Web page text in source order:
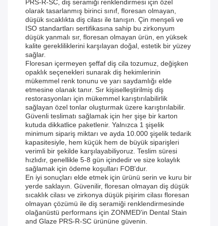
PRS-R-SC, diş seramiği renklendirmesi için özel
olarak tasarlanmış birinci sınıf, floresan olmayan,
düşük sıcaklıkta diş cilası ile tanışın. Çin menşeli ve
ISO standartları sertifikasına sahip bu zirkonyum
düşük yanmalı sır, floresan olmayan ürün, en yüksek
kalite gerekliliklerini karşılayan doğal, estetik bir yüzey
sağlar.
Floresan içermeyen şeffaf diş cila tozumuz, değişken
opaklık seçenekleri sunarak diş hekimlerinin
mükemmel renk tonunu ve yarı saydamlığı elde
etmesine olanak tanır. Sır kişiselleştirilmiş diş
restorasyonları için mükemmel karıştırılabilirlik
sağlayan özel tonlar oluşturmak üzere karıştırılabilir.
Güvenli teslimatı sağlamak için her şişe bir karton
kutuda dikkatlice paketlenir. Yalnızca 1 şişelik
minimum sipariş miktarı ve ayda 10.000 şişelik tedarik
kapasitesiyle, hem küçük hem de büyük siparişleri
verimli bir şekilde karşılayabiliyoruz. Teslim süresi
hızlıdır, genellikle 5-8 gün içindedir ve size kolaylık
sağlamak için ödeme koşulları FOB'dur.
En iyi sonuçları elde etmek için ürünü serin ve kuru bir
yerde saklayın. Güvenilir, floresan olmayan diş düşük
sıcaklık cilası ve zirkonya düşük pişirim cilası floresan
olmayan çözümü ile diş seramiği renklendirmesinde
olağanüstü performans için ZONMED'in Dental Stain
and Glaze PRS-R-SC ürününe güvenin.